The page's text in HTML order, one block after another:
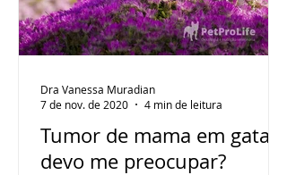
Tumor de mama em gatas:
devo me preocupar?
Dra Vanessa Muradian
7 de nov. de 2020
4 min de leitura